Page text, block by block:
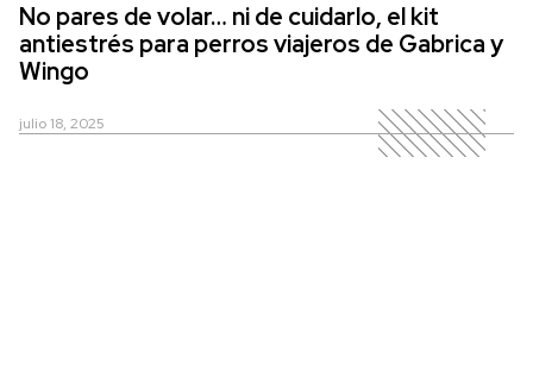
No pares de volar… ni de cuidarlo, el kit
antiestrés para perros viajeros de Gabrica y
Wingo
julio 18, 2025